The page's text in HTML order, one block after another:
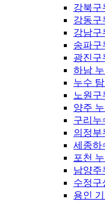
강북구
강동구
강남구
송파구
광진구
하남
누수
노원구
양주
구리누
의정부
세종하
포천
남양주
수정구
용인